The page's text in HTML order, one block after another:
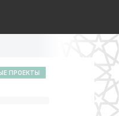
ПРОЕКТЫ